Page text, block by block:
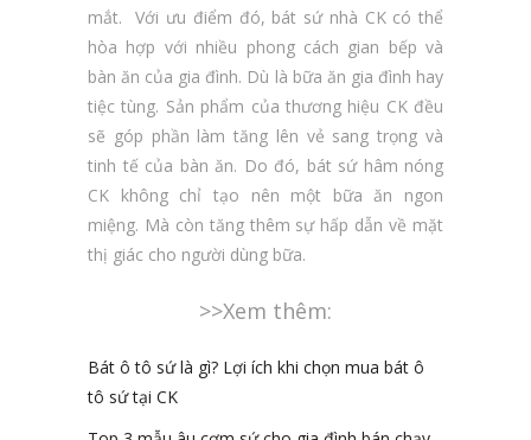
mắt. Với ưu điểm đó, bát sứ nhà CK có thể
hòa hợp với nhiều phong cách gian bếp và
bàn ăn của gia đình. Dù là bữa ăn gia đình hay
tiệc tùng. Sản phẩm của thương hiệu CK đều
sẽ góp phần làm tăng lên vẻ sang trọng và
tinh tế của bàn ăn. Do đó, bát sứ hâm nóng
CK không chỉ tạo nên một bữa ăn ngon
miệng. Mà còn tăng thêm sự hấp dẫn về mặt
thị giác cho người dùng bữa.
>>Xem thêm:
Bát ô tô sứ là gì? Lợi ích khi chọn mua bát ô
tô sứ tại CK